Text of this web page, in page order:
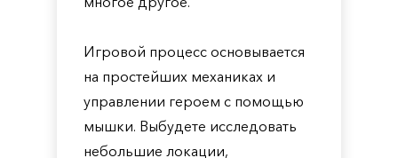
Игровой процесс основывается
на простейших механиках и
управлении героем с помощью
мышки. Выбудете исследовать
небольшие локации,